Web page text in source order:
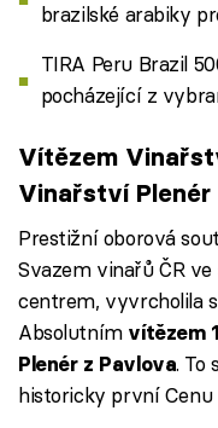
brazilské arabiky
TIRA Peru Brazil
pocházející z
Vítězem
Vinařství Plenér
Prestižní oborová
Svazem vinařů ČR
centrem, vyvrcholila
Absolutním vítězem
Plenér z Pavlova. To
historicky první Cenu